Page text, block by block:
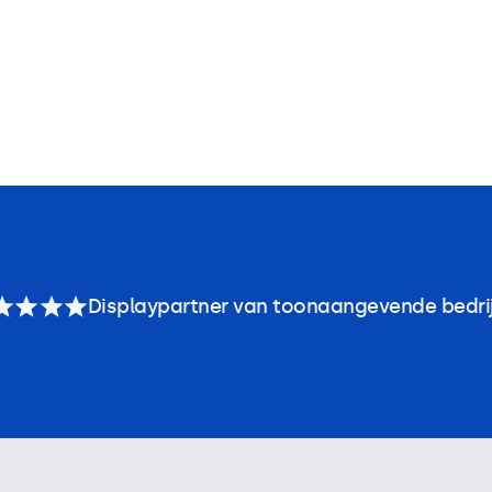
Displaypartner van toonaangevende